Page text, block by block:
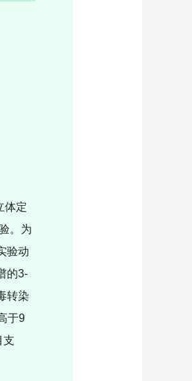
体定
。为
验动
的3-
转染
于9
支